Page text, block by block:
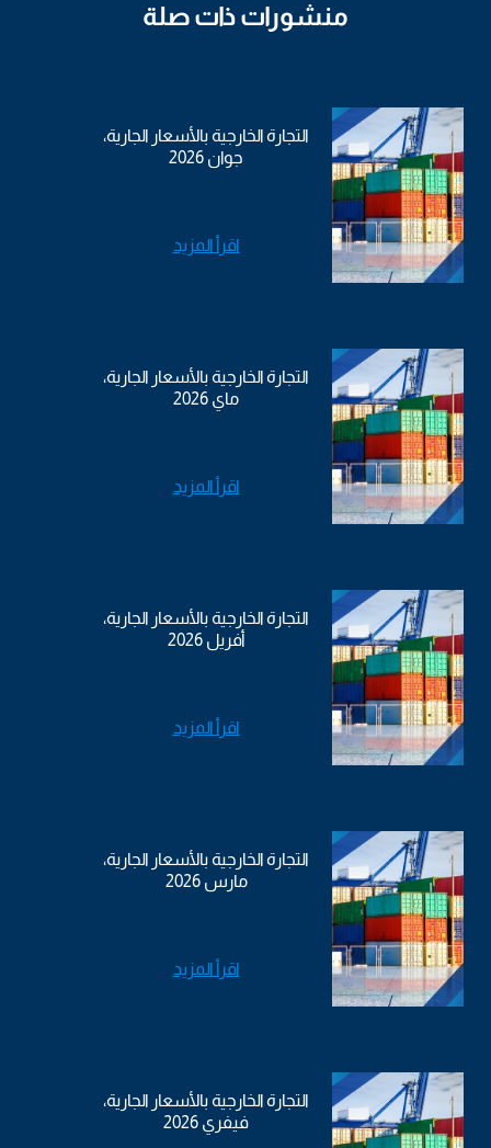
منشورات ذات صلة
التجارة الخارجية بالأسعار الجارية،
جوان 2026
اقرأ المزيد
التجارة الخارجية بالأسعار الجارية،
ماي 2026
اقرأ المزيد
التجارة الخارجية بالأسعار الجارية،
أفريل 2026
اقرأ المزيد
التجارة الخارجية بالأسعار الجارية،
مارس 2026
اقرأ المزيد
التجارة الخارجية بالأسعار الجارية،
فيفري 2026